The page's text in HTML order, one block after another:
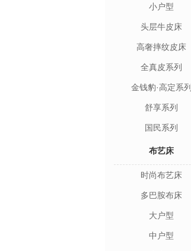
小户型
头层牛皮床
高奢摔纹皮床
全真皮系列
金钱豹·高定系列
舒享系列
国民系列
布艺床
时尚布艺床
多巴胺布床
大户型
中户型